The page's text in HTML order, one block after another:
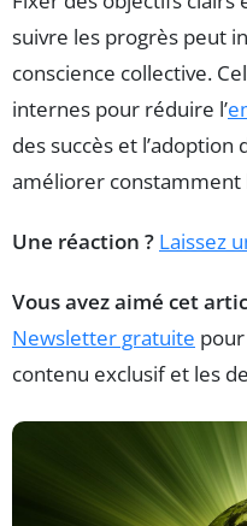
suivre les progrès peut
conscience collective.
internes pour réduire l’
des succès et
améliorer constamment
Une réaction ? Laissez
Vous avez aimé cet
Newsletter gratuite
contenu exclusif et les